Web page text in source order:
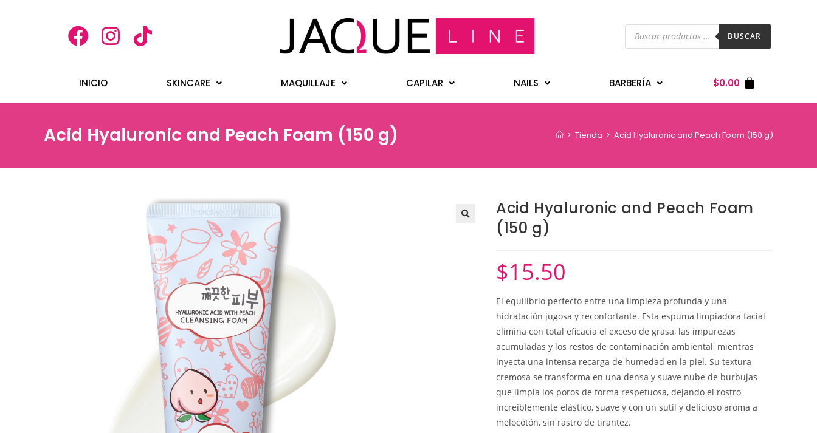
BUSCAR
INICIO SKINCARE MAQUILLAJE CAPILAR NAILS BARBERÍA $0.00
Acid Hyaluronic and Peach Foam (150 g) > Tienda > Acid Hyaluronic and Peach Foam (150 g)
Acid Hyaluronic and Peach Foam
(150 g)
$15.50
El equilibrio perfecto entre una limpieza profunda y una
hidratación jugosa y reconfortante. Esta espuma limpiadora facial
elimina con total eficacia el exceso de grasa, las impurezas
acumuladas y los restos de contaminación ambiental, mientras
inyecta una intensa recarga de humedad en la piel. Su textura
cremosa se transforma en una densa y suave nube de burbujas
que limpia los poros de forma respetuosa, dejando el rostro
increíblemente elástico, suave y con un sutil y delicioso aroma a
melocotón, sin rastro de tirantez.